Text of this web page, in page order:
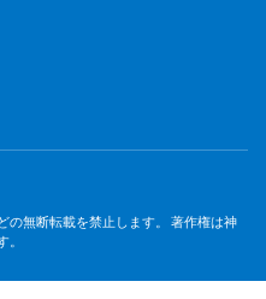
の無断転載を禁止します。 著作権は神